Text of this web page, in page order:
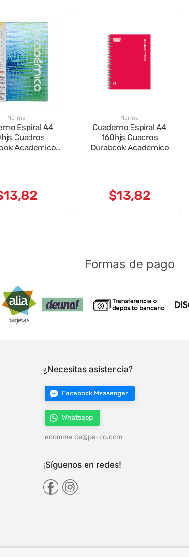
Norma
Espiral A4
Cuadros
Academico
13,82
Norma
Cuaderno Espiral A4
160hjs Cuadros
Durabook Academico
$13,82
Formas de pago
¿Necesitas asistencia?
Facebook Messenger
Whatsapp
ecommerce@pa-co.com
¡Síguenos en redes!